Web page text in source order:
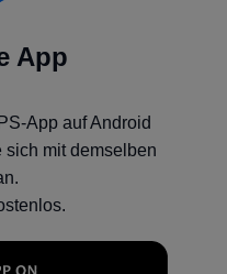
App
App auf Android
mit demselben